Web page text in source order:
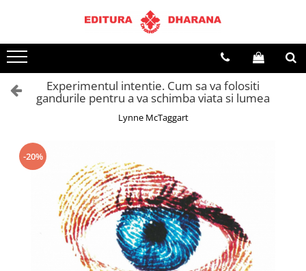
Terapii
Dietoterapie
Experimentul intentie. Cum sa va folositi
gandurile pentru a va schimba viata si lumea
Lynne McTaggart
-20%